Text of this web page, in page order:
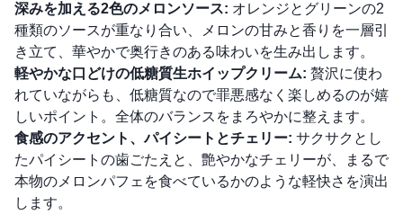
深みを加える2色のメロンソース: オレンジとグリーンの2
種類のソースが重なり合い、メロンの甘みと香りを一層引
き立て、華やかで奥行きのある味わいを生み出します。
軽やかな口どけの低糖質生ホイップクリーム: 贅沢に使わ
れていながらも、低糖質なので罪悪感なく楽しめるのが嬉
しいポイント。全体のバランスをまろやかに整えます。
食感のアクセント、パイシートとチェリー: サクサクとし
たパイシートの歯ごたえと、艶やかなチェリーが、まるで
本物のメロンパフェを食べているかのような軽快さを演出
します。